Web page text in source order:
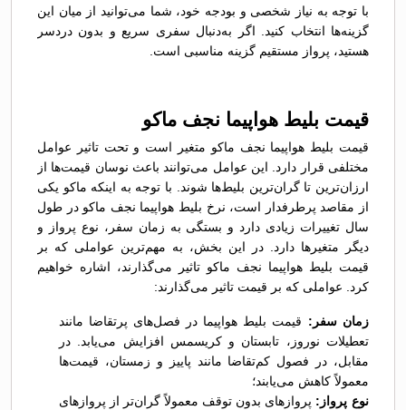
با توجه به نیاز شخصی و بودجه خود، شما می‌توانید از میان این
گزینه‌ها انتخاب کنید. اگر به‌دنبال سفری سریع و بدون دردسر
هستید، پرواز مستقیم گزینه مناسبی است.
قیمت بلیط هواپیما نجف ماکو
قیمت بلیط هواپیما نجف ماکو متغیر است و تحت تاثیر عوامل
مختلفی قرار دارد. این عوامل می‌توانند باعث نوسان قیمت‌ها از
ارزان‌ترین تا گران‌ترین بلیط‌ها شوند. با توجه به اینکه ماکو یکی
از مقاصد پرطرفدار است، نرخ بلیط هواپیما نجف ماکو در طول
سال تغییرات زیادی دارد و بستگی به زمان سفر، نوع پرواز و
دیگر متغیرها دارد. در این بخش، به مهم‌ترین عواملی که بر
قیمت بلیط هواپیما نجف ماکو تاثیر می‌گذارند، اشاره خواهیم
کرد. عواملی که بر قیمت تاثیر می‌گذارند:
زمان سفر: قیمت بلیط هواپیما در فصل‌های پرتقاضا مانند
تعطیلات نوروز، تابستان و کریسمس افزایش می‌یابد. در
مقابل، در فصول کم‌تقاضا مانند پاییز و زمستان، قیمت‌ها
معمولاً کاهش می‌یابند؛
نوع پرواز: پروازهای بدون توقف معمولاً گران‌تر از پروازهای